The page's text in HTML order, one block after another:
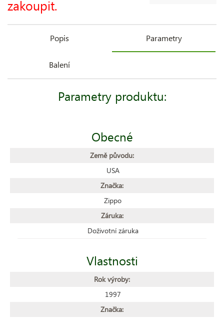
zakoupit.
Popis Parametry
Balení
Parametry produktu:
Obecné
Země původu:
USA
Značka:
Zippo
Záruka:
Doživotní záruka
Vlastnosti
Rok výroby:
1997
Značka: